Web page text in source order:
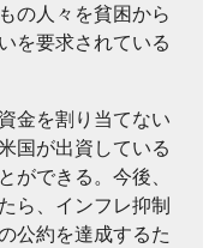
の人々を貧困から
を要求されている
金を割り当てない
国が出資している
ができる。今後、
ら、インフレ抑制
公約を達成するた